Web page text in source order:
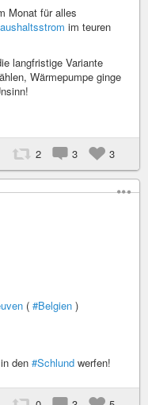
Monat für alles
im teuren
langfristige Variante
Wärmepumpe ginge
2 3 3
( #Belgien )
in den #Schlund werfen!